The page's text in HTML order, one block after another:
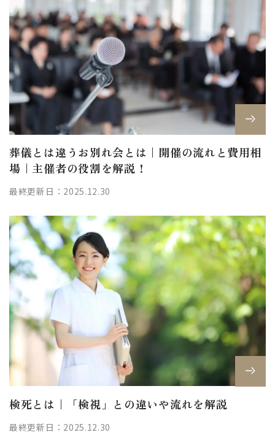
葬儀とは違うお別れ会とは｜開催の流れと費用相
場｜主催者の役割を解説！
最終更新日：2025.12.30
検死とは｜「検視」との違いや流れを解説
最終更新日：2025.12.30